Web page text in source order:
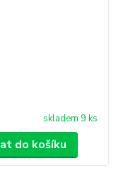
skladem 9 ks
do košíku